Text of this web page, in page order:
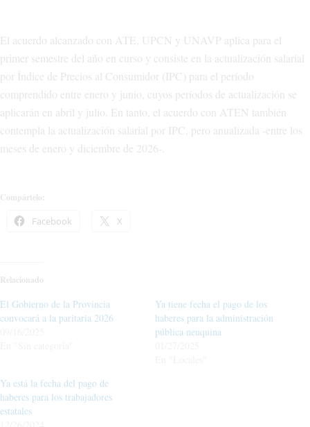
El acuerdo alcanzado con ATE, UPCN y UNAVP aplica para el
primer semestre del año en curso y consiste en la actualización salarial
por Índice de Precios al Consumidor (IPC) para el período
comprendido entre enero y junio, cuyos períodos de actualización se
aplicarán en abril y julio. En tanto, el acuerdo con ATEN también
contempla la actualización salarial por IPC, pero anualizada -entre los
meses de enero y diciembre de 2026-.
Compártelo:
Facebook X
Relacionado
El Gobierno de la Provincia
convocará a la paritaria 2026
Ya tiene fecha el pago de los
haberes para la administración
pública neuquina
Ya está la fecha del pago de
haberes para los trabajadores
estatales